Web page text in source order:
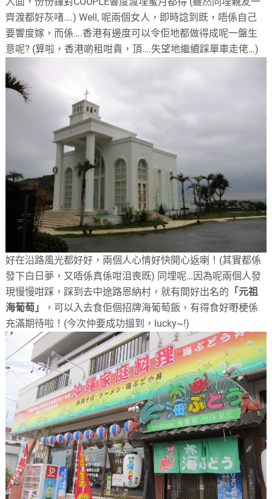
齊渡都好灰啫….) Well, 呢兩個女人，即時諗到既，唔係自己
要響度嫁，而係….香港有邊度可以令佢地都做得成呢一盤生
意呢? (算啦，香港啲租咁貴，頂….失望地繼續踩單車走佬…)
好在沿路風光都好好，兩個人心情好快開心返喇！(其實都係
發下白日夢，又唔係真係咁沮喪既) 同埋呢…因為呢兩個人發
現慢慢咁踩，踩到去中途路恩納村，就有間好出名的 「元祖
海葡萄」
，可以入去食佢個招牌海葡萄飯，有得食好嘢梗係
充滿期待啦！(今次仲要成功搵到，lucky~!)